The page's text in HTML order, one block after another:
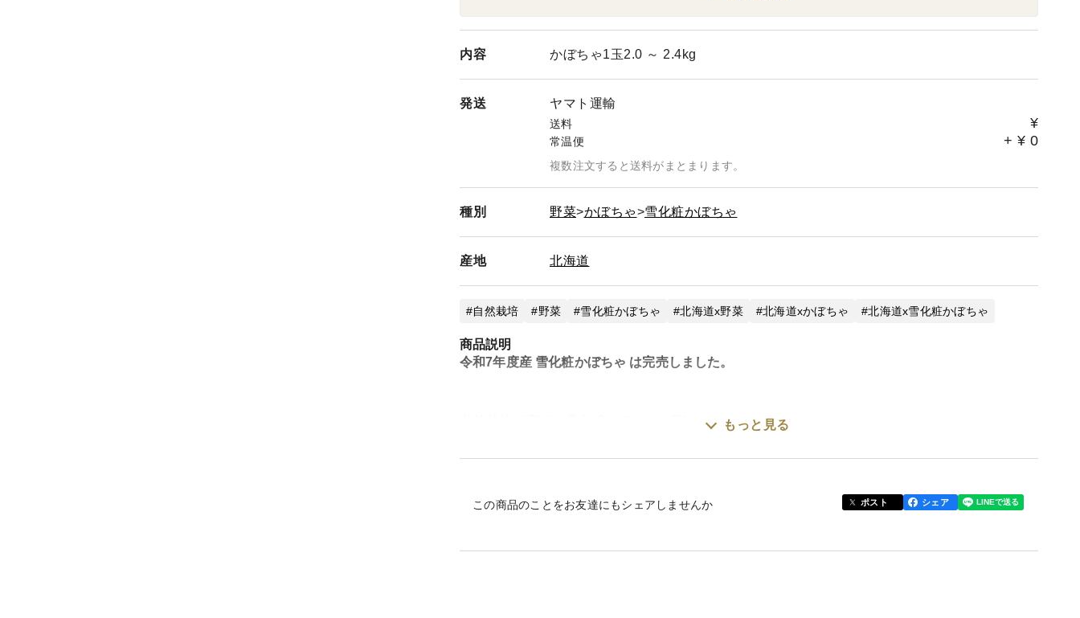
午前9時以降のご注文につきましては原則翌営業日の発送となります。
土日祝日の発送を行っておりませんので、お届け希望日によっては余裕を持って発送させていただく場合
があります。
お届け希望日の指定が不要な場合は、注文フォーム下部、[特記事項]に「お届け希望日指定なし」と記載
※お届け希望日の指定がない場合は翌営業日発送を心掛けておりますが、社内規定や天候など諸事情によ
り発送が遅れる場合があります、ご理解の程よろしくおねがいします。
***クロネコゆうパケットでの発送について***
送料がオトクなクロネコゆうパケットですが、ヤマト運輸を経由して日本郵便が郵便受けにお届けするシ
ステムに変更になっております。変更に伴い到着日の予想が難しくなってしまいました。
付きましては今まで通り旧ネコポスでお届けできていた日数でお届け日をお伝えいたしますが、お届け日
が伸びる可能性がありますのでご了承のほどよろしくお願いいたします。
沖縄県への発送について別途送料が発生いたします。
60サイズ（2kg）商品代 + 標準送料 + 400円
80サイズ（5kg）商品代 + 標準送料 + 1,000円
ご不便をおかけいたしますがご理解の程よろしくお願いいたします。
内容 かぼちゃ1玉2.0 ～ 2.4kg
発送 ヤマト運輸
送料 ¥
常温便 + ¥ 0
複数注文すると送料がまとまります。
種別 野菜 かぼちゃ 雪化粧かぼちゃ
産地 北海道
自然栽培 野菜 雪化粧かぼちゃ 北海道x野菜 北海道xかぼちゃ 北海道x雪化粧かぼちゃ
商品説明
令和7年度産 雪化粧かぼちゃ は完売しました。
自然栽培で育てた雪化粧かぼちゃ（F1)です。
一般的に皮まで食べるかぼちゃなら自然栽培にこだわってみてはいかがでしょうか？
何と言っても北海道産の美味しい味わい!!
もっと見る
この商品のことをお友達にもシェアしませんか ポスト シェア